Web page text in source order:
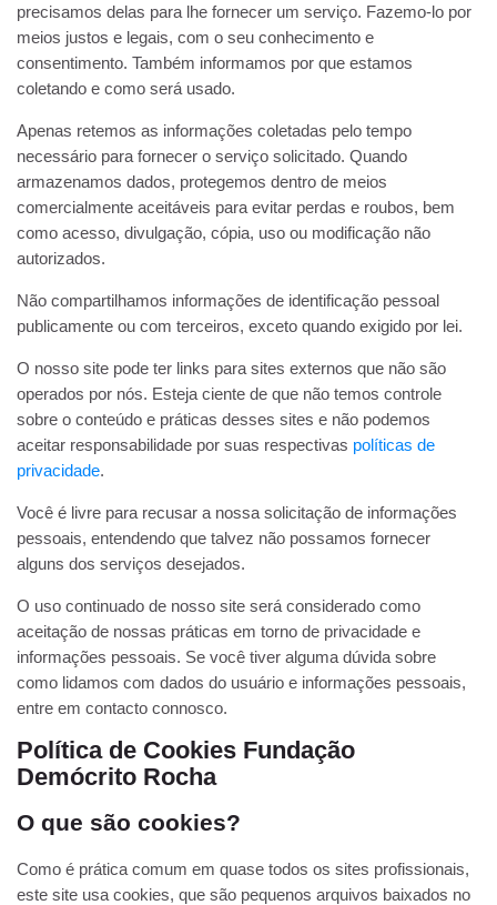
precisamos delas para lhe fornecer um serviço. Fazemo-lo por
meios justos e legais, com o seu conhecimento e
consentimento. Também informamos por que estamos
coletando e como será usado.
Apenas retemos as informações coletadas pelo tempo
necessário para fornecer o serviço solicitado. Quando
armazenamos dados, protegemos dentro de meios
comercialmente aceitáveis ​​para evitar perdas e roubos, bem
como acesso, divulgação, cópia, uso ou modificação não
autorizados.
Não compartilhamos informações de identificação pessoal
publicamente ou com terceiros, exceto quando exigido por lei.
O nosso site pode ter links para sites externos que não são
operados por nós. Esteja ciente de que não temos controle
sobre o conteúdo e práticas desses sites e não podemos
aceitar responsabilidade por suas respectivas políticas de
privacidade.
Você é livre para recusar a nossa solicitação de informações
pessoais, entendendo que talvez não possamos fornecer
alguns dos serviços desejados.
O uso continuado de nosso site será considerado como
aceitação de nossas práticas em torno de privacidade e
informações pessoais. Se você tiver alguma dúvida sobre
como lidamos com dados do usuário e informações pessoais,
entre em contacto connosco.
Política de Cookies Fundação
Demócrito Rocha
O que são cookies?
Como é prática comum em quase todos os sites profissionais,
este site usa cookies, que são pequenos arquivos baixados no